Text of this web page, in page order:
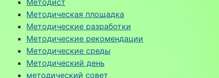
Методическая площадка
Методические разработки
Методические рекомендации
Методические среды
Методический день
методический совет